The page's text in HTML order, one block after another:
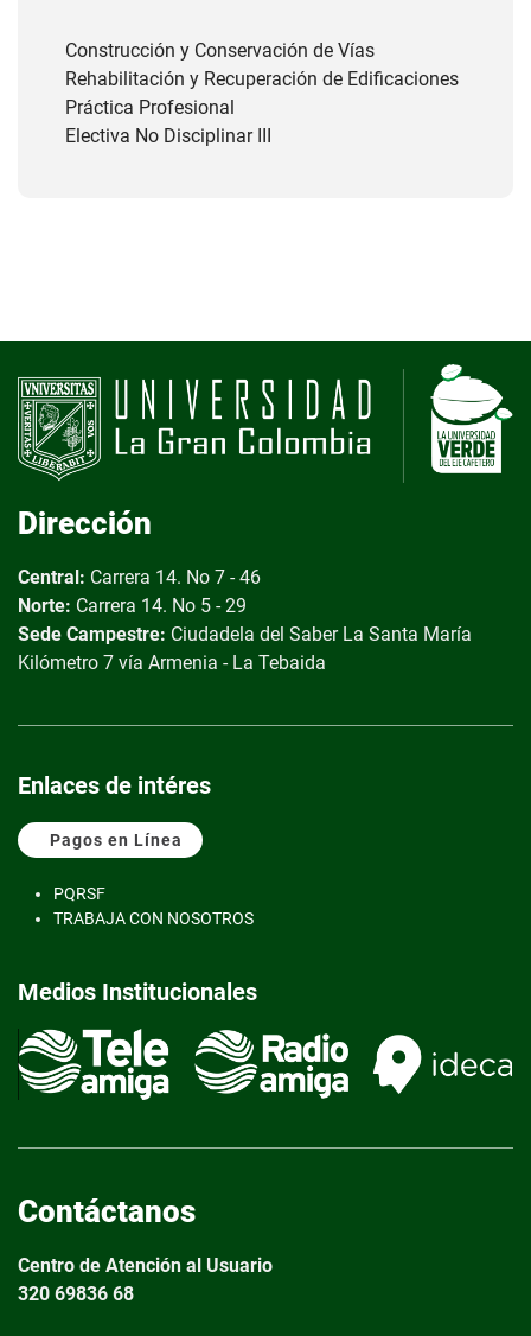
Construcción y Conservación de Vías
Rehabilitación y Recuperación de Edificaciones
Práctica Profesional
Electiva No Disciplinar III
Dirección
Central: Carrera 14. No 7 - 46
Norte: Carrera 14. No 5 - 29
Sede Campestre: Ciudadela del Saber La Santa María
Kilómetro 7 vía Armenia - La Tebaida
Enlaces de intéres
Pagos en Línea
PQRSF
TRABAJA CON NOSOTROS
Medios Institucionales
Contáctanos
Centro de Atención al Usuario
320 69836 68